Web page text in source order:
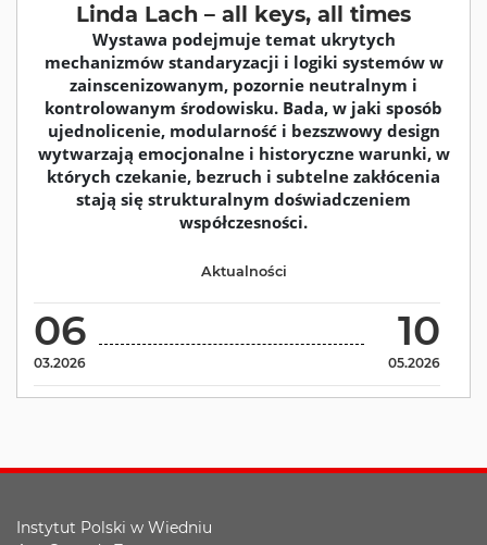
Linda Lach – all keys, all times
Wystawa podejmuje temat ukrytych
mechanizmów standaryzacji i logiki systemów w
zainscenizowanym, pozornie neutralnym i
kontrolowanym środowisku. Bada, w jaki sposób
ujednolicenie, modularność i bezszwowy design
wytwarzają emocjonalne i historyczne warunki, w
których czekanie, bezruch i subtelne zakłócenia
stają się strukturalnym doświadczeniem
współczesności.
06
03.2026
10
05.2026
Aktualności
Instytut Polski w Wiedniu